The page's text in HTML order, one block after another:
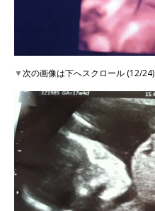
▼次の画像は下へスクロール (12/24)